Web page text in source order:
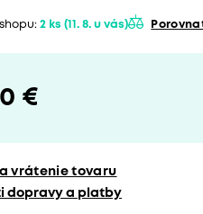
2 ks (11. 8. u vás)
€
vrátenie tovaru
dopravy a platby